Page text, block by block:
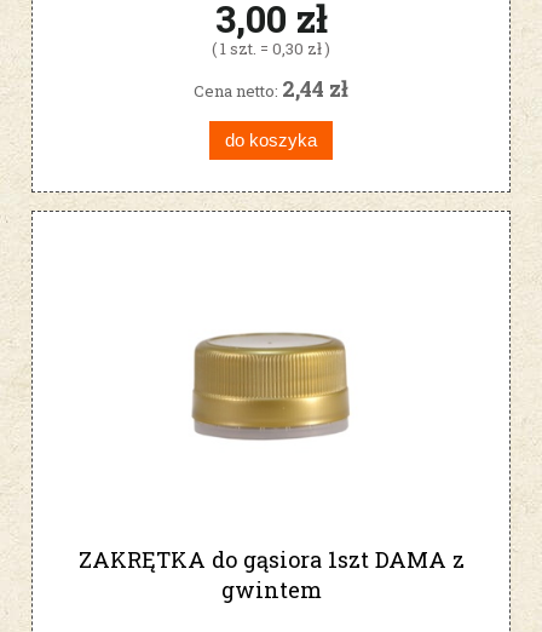
3,00 zł
( 1 szt. = 0,30 zł )
Cena netto: 2,44 zł
do koszyka
ZAKRĘTKA do gąsiora 1szt DAMA z
gwintem